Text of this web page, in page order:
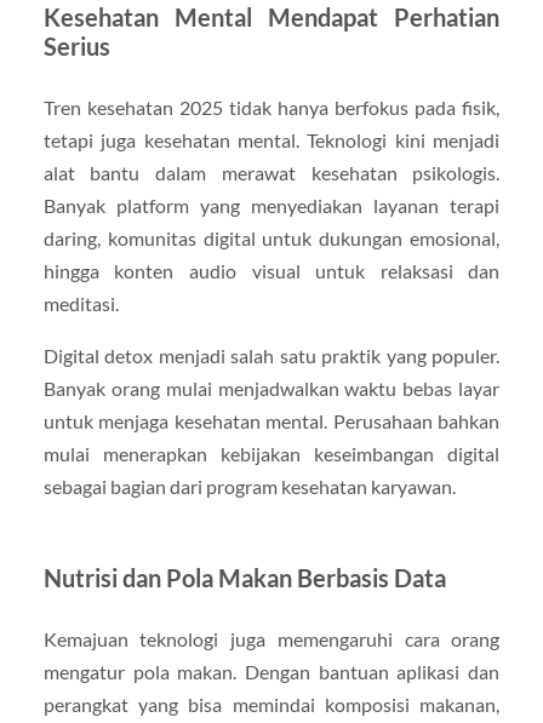
Kesehatan Mental Mendapat Perhatian
Serius
Tren kesehatan 2025 tidak hanya berfokus pada fisik,
tetapi juga kesehatan mental. Teknologi kini menjadi
alat bantu dalam merawat kesehatan psikologis.
Banyak platform yang menyediakan layanan terapi
daring, komunitas digital untuk dukungan emosional,
hingga konten audio visual untuk relaksasi dan
meditasi.
Digital detox menjadi salah satu praktik yang populer.
Banyak orang mulai menjadwalkan waktu bebas layar
untuk menjaga kesehatan mental. Perusahaan bahkan
mulai menerapkan kebijakan keseimbangan digital
sebagai bagian dari program kesehatan karyawan.
Nutrisi dan Pola Makan Berbasis Data
Kemajuan teknologi juga memengaruhi cara orang
mengatur pola makan. Dengan bantuan aplikasi dan
perangkat yang bisa memindai komposisi makanan,